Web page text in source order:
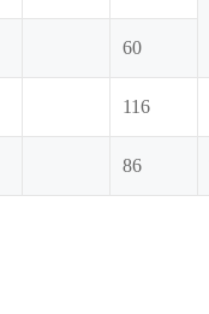
60
116
86